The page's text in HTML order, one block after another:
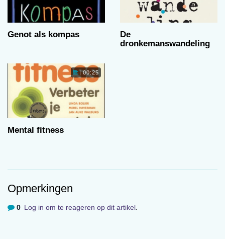
Genot als kompas
De
dronkemanswandeling
00:25
Mental fitness
Opmerkingen
0 Log in om te reageren op dit artikel